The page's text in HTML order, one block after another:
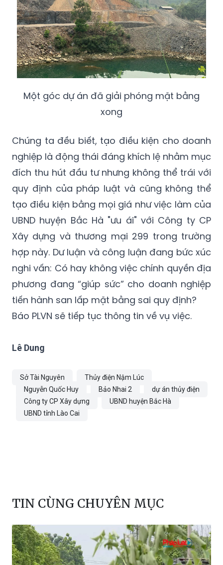
Một góc dự án đã giải phóng mặt bằng
xong
Chúng ta đều biết, tạo điều kiện cho doanh
nghiệp là động thái đáng khích lệ nhằm mục
đích thu hút đầu tư nhưng không thể trái với
quy định của pháp luật và cũng không thể
tạo điều kiện bằng mọi giá như việc làm của
UBND huyện Bắc Hà "ưu ái" với Công ty CP
Xây dựng và thương mại 299 trong trường
hợp này. Dư luận và công luận đang bức xúc
nghi vấn: Có hay không việc chính quyền địa
phương đang “giúp sức” cho doanh nghiệp
tiến hành san lấp mặt bằng sai quy định?
Báo PLVN sẽ tiếp tục thông tin về vụ việc.
Lê Dung
Sở Tài Nguyên
Thủy điện Nậm Lúc
Nguyễn Quốc Huy
Bảo Nhai 2
dự án thủy điện
Công ty CP Xây dựng
UBND huyện Bắc Hà
UBND tỉnh Lào Cai
TIN CÙNG CHUYÊN MỤC